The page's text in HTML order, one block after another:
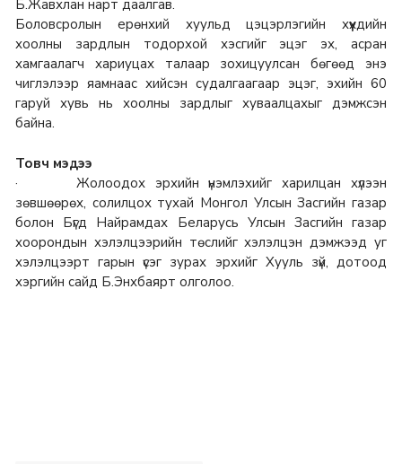
Б.Жавхлан нарт даалгав.
Боловсролын ерөнхий хуульд цэцэрлэгийн хүүхдийн
хоолны зардлын тодорхой хэсгийг эцэг эх, асран
хамгаалагч хариуцах талаар зохицуулсан бөгөөд энэ
чиглэлээр яамнаас хийсэн судалгаагаар эцэг, эхийн 60
гаруй хувь нь хоолны зардлыг хуваалцахыг дэмжсэн
байна.
Товч мэдээ
· Жолоодох эрхийн үнэмлэхийг харилцан хүлээн
зөвшөөрөх, солилцох тухай Монгол Улсын Засгийн газар
болон Бүгд Найрамдах Беларусь Улсын Засгийн газар
хоорондын хэлэлцээрийн төслийг хэлэлцэн дэмжээд уг
хэлэлцээрт гарын үсэг зурах эрхийг Хууль зүй, дотоод
хэргийн сайд Б.Энхбаярт олголоо.